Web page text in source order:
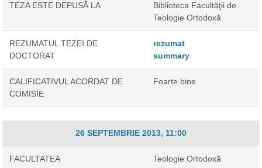
TEZA ESTE DEPUSĂ LA
Biblioteca Facultăţii de
Teologie Ortodoxă
REZUMATUL TEZEI DE
DOCTORAT
rezumat
summary
CALIFICATIVUL ACORDAT DE
COMISIE
Foarte bine
26 SEPTEMBRIE 2013, 11:00
FACULTATEA Teologie Ortodoxă